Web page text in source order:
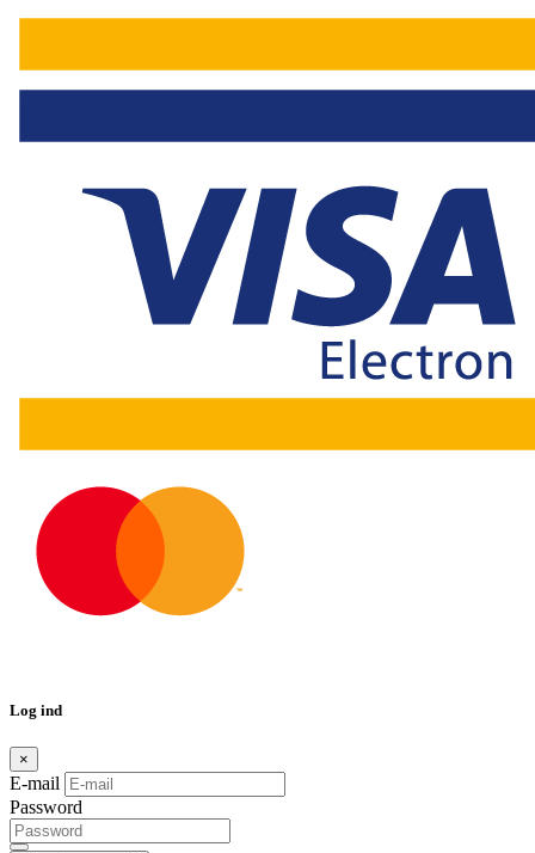
Log ind
×
E-mail
Password